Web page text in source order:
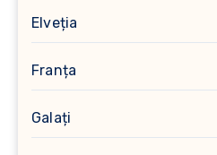
Elveția
Franța
Galați